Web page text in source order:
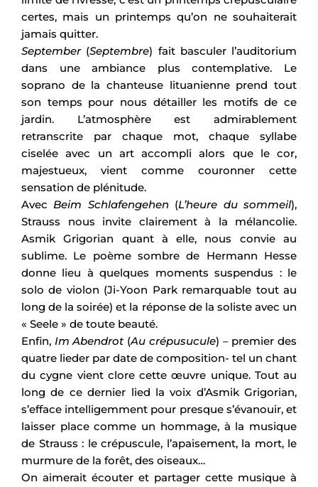
certes, mais un printemps qu’on ne souhaiterait
jamais quitter.
September(Septembre) fait basculer l’auditorium
dans une ambiance plus contemplative. Le
soprano de la chanteuse lituanienne prend tout
son temps pour nous détailler les motifs de ce
jardin. L’atmosphère est admirablement
retranscrite par chaque mot, chaque syllabe
ciselée avec un art accompli alors que le cor,
majestueux, vient comme couronner cette
sensation de plénitude.
AvecBeim Schlafengehen (L’heure du sommeil),
Strauss nous invite clairement à la mélancolie.
Asmik Grigorian quant à elle, nous convie au
sublime. Le poème sombre de Hermann Hesse
donne lieu à quelques moments suspendus : le
solo de violon (Ji-Yoon Park remarquable tout au
long de la soirée) et la réponse de la soliste avec un
« Seele » de toute beauté.
Enfin, Im Abendrot (Au crépusucule) – premier des
quatre lieder par date de composition- tel un chant
du cygne vient clore cette œuvre unique. Tout au
long de ce dernier lied la voix d’Asmik Grigorian,
s’efface intelligemment pour presque s’évanouir, et
laisser place comme un hommage, à la musique
de Strauss : le crépuscule, l’apaisement, la mort, le
murmure de la forêt, des oiseaux…
On aimerait écouter et partager cette musique à